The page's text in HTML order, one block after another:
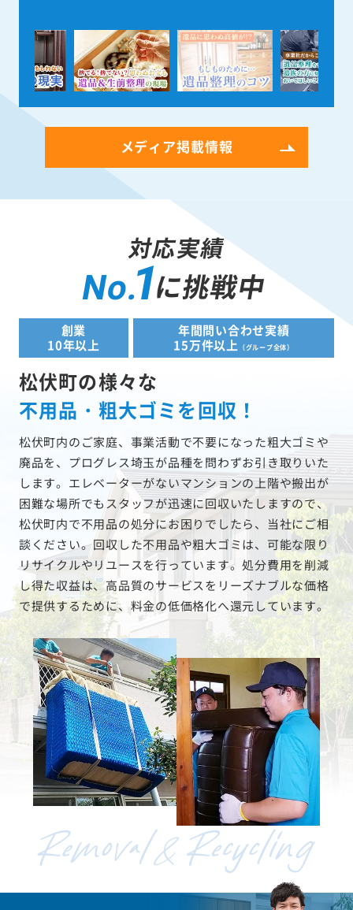
メディア掲載情報
対応実績
No.1に挑戦中
創業
10年以上
年間問い合わせ実績
15万件以上
（グループ全体）
松伏町の様々な
不用品・粗大ゴミを回収！
松伏町内のご家庭、事業活動で不要になった粗大ゴミや
廃品を、プログレス埼玉が品種を問わずお引き取りいた
します。エレベーターがないマンションの上階や搬出が
困難な場所でもスタッフが迅速に回収いたしますので、
松伏町内で不用品の処分にお困りでしたら、当社にご相
談ください。回収した不用品や粗大ゴミは、可能な限り
リサイクルやリユースを行っています。処分費用を削減
し得た収益は、高品質のサービスをリーズナブルな価格
で提供するために、料金の低価格化へ還元しています。